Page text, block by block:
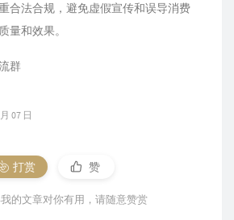
合法合规，避免虚假宣传和误导消费
量和效果。
群
07 日
打赏 赞
的文章对你有用，请随意赞赏